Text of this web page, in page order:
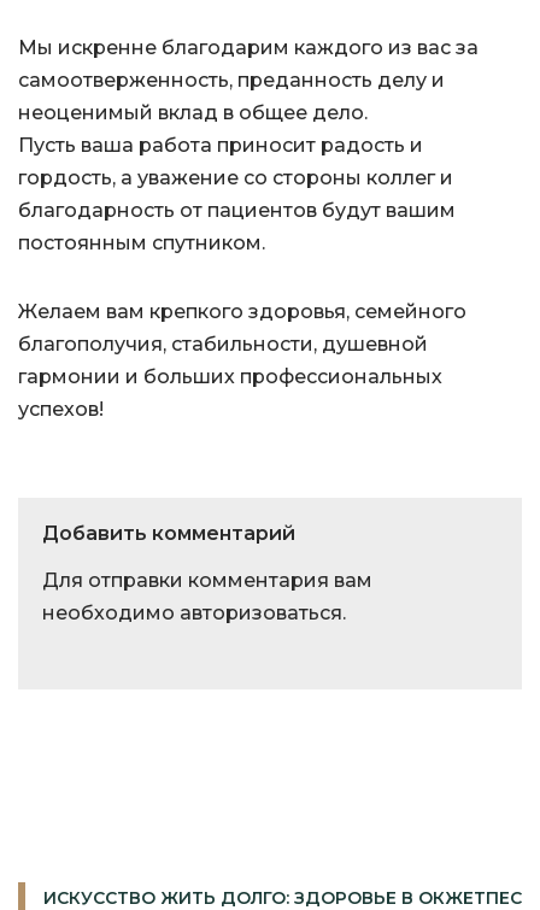
Мы искренне благодарим каждого из вас за
самоотверженность, преданность делу и
неоценимый вклад в общее дело.
Пусть ваша работа приносит радость и
гордость, а уважение со стороны коллег и
благодарность от пациентов будут вашим
постоянным спутником.
Желаем вам крепкого здоровья, семейного
благополучия, стабильности, душевной
гармонии и больших профессиональных
успехов!
Добавить комментарий
Для отправки комментария вам
необходимо авторизоваться.
ИСКУССТВО ЖИТЬ ДОЛГО: ЗДОРОВЬЕ В ОКЖЕТПЕС